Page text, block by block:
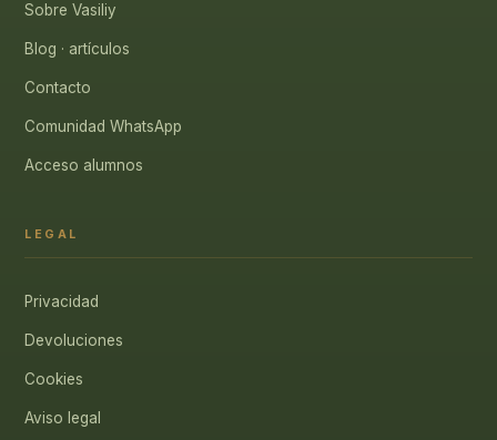
Sobre Vasiliy
Blog · artículos
Contacto
Comunidad WhatsApp
Acceso alumnos
LEGAL
Privacidad
Devoluciones
Cookies
Aviso legal